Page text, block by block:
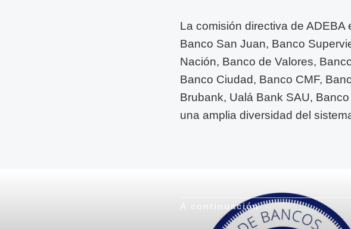
La comisión directiva de
Banco San Juan, Banco
Nación, Banco de Valores,
Banco Ciudad, Banco CMF,
Brubank, Ualá Bank SAU,
una amplia diversidad del
A continuación